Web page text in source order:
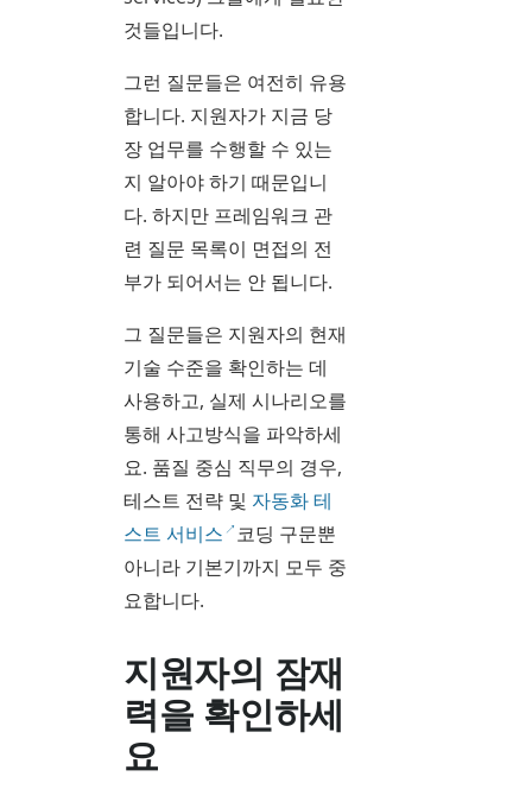
것들입니다.
그런 질문들은 여전히 유용
합니다. 지원자가 지금 당
장 업무를 수행할 수 있는
지 알아야 하기 때문입니
다. 하지만 프레임워크 관
련 질문 목록이 면접의 전
부가 되어서는 안 됩니다.
그 질문들은 지원자의 현재
기술 수준을 확인하는 데
사용하고, 실제 시나리오를
통해 사고방식을 파악하세
요. 품질 중심 직무의 경우,
테스트 전략 및 자동화 테
스트 서비스 코딩 구문뿐
아니라 기본기까지 모두 중
요합니다.
지원자의 잠재
력을 확인하세
요